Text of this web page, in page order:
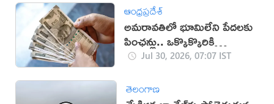
ఆంధ్రప్రదేశ్
అమరావతిలో భూమిలేని పేదలకు
పింఛన్లు.. ఒక్కొక్కొరికి
రూ.5వేలు
Jul 30, 2026, 07:07 IST
తెలంగాణ